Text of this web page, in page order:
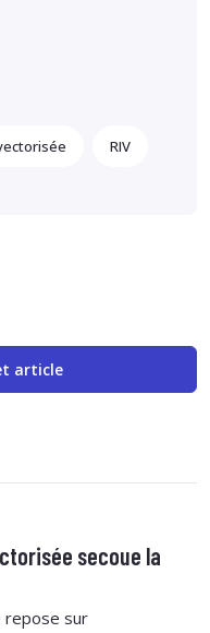
RIV
article
secoue la
repose sur